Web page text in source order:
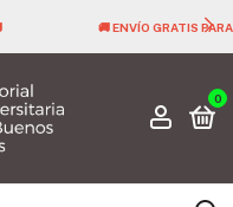
SUPERIORES A $ 40.000 🚚
0